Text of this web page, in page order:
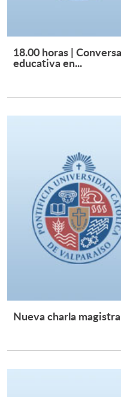
18.00 horas |
educativa en...
Nueva charla